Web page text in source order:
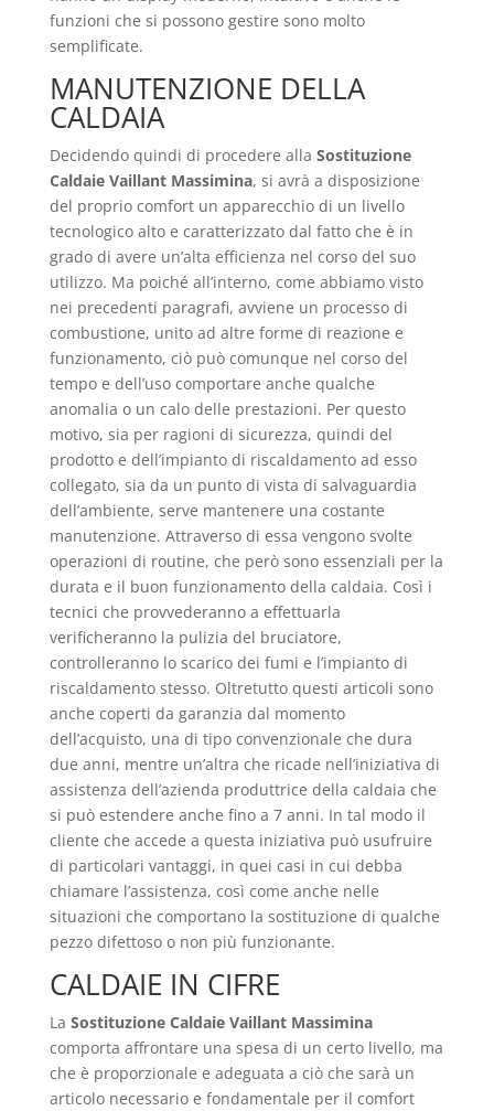
funzioni che si possono gestire sono molto
semplificate.
MANUTENZIONE DELLA
CALDAIA
Decidendo quindi di procedere alla Sostituzione
Caldaie Vaillant Massimina, si avrà a disposizione
del proprio comfort un apparecchio di un livello
tecnologico alto e caratterizzato dal fatto che è in
grado di avere un’alta efficienza nel corso del suo
utilizzo. Ma poiché all’interno, come abbiamo visto
nei precedenti paragrafi, avviene un processo di
combustione, unito ad altre forme di reazione e
funzionamento, ciò può comunque nel corso del
tempo e dell’uso comportare anche qualche
anomalia o un calo delle prestazioni. Per questo
motivo, sia per ragioni di sicurezza, quindi del
prodotto e dell’impianto di riscaldamento ad esso
collegato, sia da un punto di vista di salvaguardia
dell’ambiente, serve mantenere una costante
manutenzione. Attraverso di essa vengono svolte
operazioni di routine, che però sono essenziali per la
durata e il buon funzionamento della caldaia. Così i
tecnici che provvederanno a effettuarla
verificheranno la pulizia del bruciatore,
controlleranno lo scarico dei fumi e l’impianto di
riscaldamento stesso. Oltretutto questi articoli sono
anche coperti da garanzia dal momento
dell’acquisto, una di tipo convenzionale che dura
due anni, mentre un’altra che ricade nell’iniziativa di
assistenza dell’azienda produttrice della caldaia che
si può estendere anche fino a 7 anni. In tal modo il
cliente che accede a questa iniziativa può usufruire
di particolari vantaggi, in quei casi in cui debba
chiamare l’assistenza, così come anche nelle
situazioni che comportano la sostituzione di qualche
pezzo difettoso o non più funzionante.
CALDAIE IN CIFRE
La Sostituzione Caldaie Vaillant Massimina
comporta affrontare una spesa di un certo livello, ma
che è proporzionale e adeguata a ciò che sarà un
articolo necessario e fondamentale per il comfort